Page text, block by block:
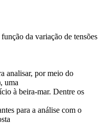
da variação de tensões
analisar, por meio do
uma
à beira-mar. Dentre os
para a análise com o